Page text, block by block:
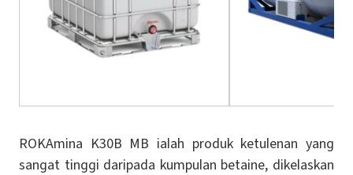
ROKAmina K30B MB ialah produk ketulenan yang
sangat tinggi daripada kumpulan betaine, dikelaskan